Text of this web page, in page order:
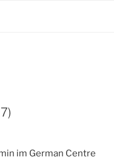
im German Centre